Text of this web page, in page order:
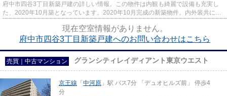
府中市四谷3丁目新築戸建の詳しい情報。この物件は内観も綺麗で設備も充実し
た、2020年10月築となっています。2020年10月完成の新築物件。内外装共に綺
現在空室情報がありません。
府中市四谷3丁目新築戸建へのお問い合わせはこちら
売買｜中古マンション グランシティレイディアント東京ウエスト
京王線 「 中河原 」駅 バス7分 「デュオヒルズ前」 停歩4
分